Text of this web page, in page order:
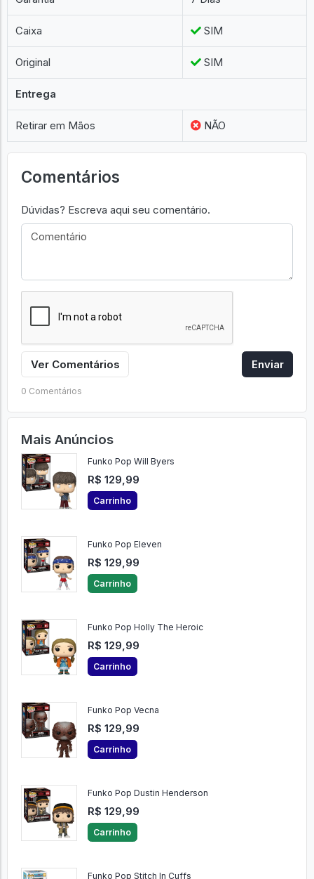
Caixa SIM
Original SIM
Entrega
Retirar em Mãos NÃO
Comentários
Dúvidas? Escreva aqui seu comentário.
Ver Comentários Enviar
0 Comentários
Mais Anúncios
Funko Pop Will Byers
R$ 129,99
Carrinho
Funko Pop Eleven
R$ 129,99
Carrinho
Funko Pop Holly The Heroic
R$ 129,99
Carrinho
Funko Pop Vecna
R$ 129,99
Carrinho
Funko Pop Dustin Henderson
R$ 129,99
Carrinho
Funko Pop Stitch In Cuffs